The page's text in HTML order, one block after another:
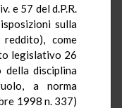
e 57 del d.P.R.
sulla
come
legislativo 26
disciplina
a norma
1998 n. 337)